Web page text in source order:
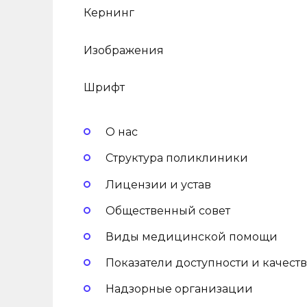
Кернинг
Изображения
Шрифт
О нас
Структура поликлиники
Лицензии и устав
Общественный совет
Виды медицинской помощи
Показатели доступности и
Надзорные организации